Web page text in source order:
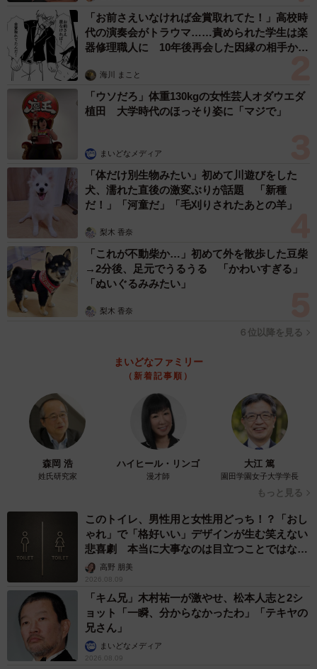
「お前さえいなければ金賞取れてた！」高校時
代の演奏会がトラウマ……責められた学生は楽
器修理職人に 10年後再会した因縁の相手から
海川 まこと
「ウソだろ」体重130kgの女性芸人オダウエダ
植田 大学時代のほっそり姿に「マジで」
まいどなメディア
「体だけ別生物みたい」初めて川遊びをした
犬、濡れた直後の激変ぶりが話題 「新種
だ！」「河童だ」「毛刈りされたあとの羊」
梨木 香奈
「これが不動柴か…」初めて外を散歩した豆柴
→2分後、足元でうるうる 「かわいすぎる」
「ぬいぐるみみたい」
梨木 香奈
６位以降を見る
まいどなファミリー
（新着記事順）
森岡 浩
姓氏研究家
ハイヒール・リンゴ
漫才師
大江 篤
園田学園女子大学学長
もっと見る
このトイレ、男性用と女性用どっち！？「おし
ゃれ」で「格好いい」デザインが生む笑えない
悲喜劇 本当に大事なのは目立つことではな
く…高野 朋美
2026.08.09
「キム兄」木村祐一が激やせ、松本人志と2シ
ョット「一瞬、分からなかったわ」「テキヤの
兄さん」
まいどなメディア
2026.08.09